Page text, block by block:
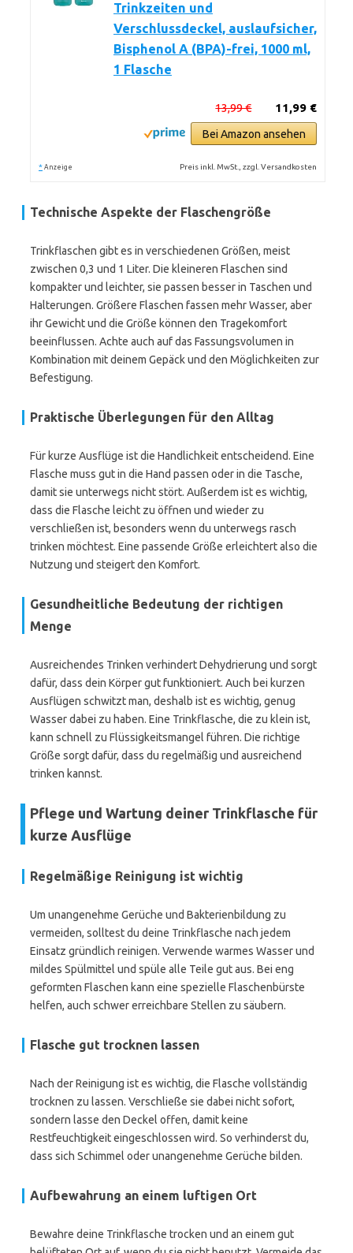
Trinkzeiten und
Verschlussdeckel, auslaufsicher,
Bisphenol A (BPA)-frei, 1000 ml,
1 Flasche
11,99 €
13,99 €
Bei Amazon ansehen
* Anzeige Preis inkl. MwSt., zzgl. Versandkosten
Technische Aspekte der Flaschengröße
Trinkflaschen gibt es in verschiedenen Größen, meist
zwischen 0,3 und 1 Liter. Die kleineren Flaschen sind
kompakter und leichter, sie passen besser in Taschen und
Halterungen. Größere Flaschen fassen mehr Wasser, aber
ihr Gewicht und die Größe können den Tragekomfort
beeinflussen. Achte auch auf das Fassungsvolumen in
Kombination mit deinem Gepäck und den Möglichkeiten zur
Befestigung.
Praktische Überlegungen für den Alltag
Für kurze Ausflüge ist die Handlichkeit entscheidend. Eine
Flasche muss gut in die Hand passen oder in die Tasche,
damit sie unterwegs nicht stört. Außerdem ist es wichtig,
dass die Flasche leicht zu öffnen und wieder zu
verschließen ist, besonders wenn du unterwegs rasch
trinken möchtest. Eine passende Größe erleichtert also die
Nutzung und steigert den Komfort.
Gesundheitliche Bedeutung der richtigen
Menge
Ausreichendes Trinken verhindert Dehydrierung und sorgt
dafür, dass dein Körper gut funktioniert. Auch bei kurzen
Ausflügen schwitzt man, deshalb ist es wichtig, genug
Wasser dabei zu haben. Eine Trinkflasche, die zu klein ist,
kann schnell zu Flüssigkeitsmangel führen. Die richtige
Größe sorgt dafür, dass du regelmäßig und ausreichend
trinken kannst.
Pflege und Wartung deiner Trinkflasche für
kurze Ausflüge
Regelmäßige Reinigung ist wichtig
Um unangenehme Gerüche und Bakterienbildung zu
vermeiden, solltest du deine Trinkflasche nach jedem
Einsatz gründlich reinigen. Verwende warmes Wasser und
mildes Spülmittel und spüle alle Teile gut aus. Bei eng
geformten Flaschen kann eine spezielle Flaschenbürste
helfen, auch schwer erreichbare Stellen zu säubern.
Flasche gut trocknen lassen
Nach der Reinigung ist es wichtig, die Flasche vollständig
trocknen zu lassen. Verschließe sie dabei nicht sofort,
sondern lasse den Deckel offen, damit keine
Restfeuchtigkeit eingeschlossen wird. So verhinderst du,
dass sich Schimmel oder unangenehme Gerüche bilden.
Aufbewahrung an einem luftigen Ort
Bewahre deine Trinkflasche trocken und an einem gut